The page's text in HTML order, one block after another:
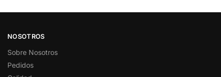
NOSOTROS
Sobre Nosotros
Pedidos